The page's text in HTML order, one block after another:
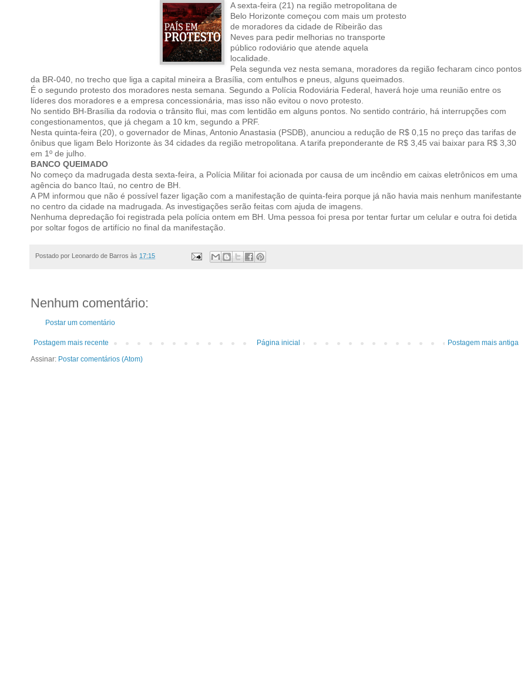
A sexta-feira (21) na região metropolitana de
Belo Horizonte começou com mais um protesto
de moradores da cidade de Ribeirão das
Neves para pedir melhorias no transporte
público rodoviário que atende aquela
localidade.
Pela segunda vez nesta semana, moradores da região fecharam cinco pontos
da BR-040, no trecho que liga a capital mineira a Brasília, com entulhos e pneus, alguns queimados.
É o segundo protesto dos moradores nesta semana. Segundo a Polícia Rodoviária Federal, haverá hoje uma reunião entre os
líderes dos moradores e a empresa concessionária, mas isso não evitou o novo protesto.
No sentido BH-Brasília da rodovia o trânsito flui, mas com lentidão em alguns pontos. No sentido contrário, há interrupções com
congestionamentos, que já chegam a 10 km, segundo a PRF.
Nesta quinta-feira (20), o governador de Minas, Antonio Anastasia (PSDB), anunciou a redução de R$ 0,15 no preço das tarifas de
ônibus que ligam Belo Horizonte às 34 cidades da região metropolitana. A tarifa preponderante de R$ 3,45 vai baixar para R$ 3,30
em 1º de julho.
BANCO QUEIMADO
No começo da madrugada desta sexta-feira, a Polícia Militar foi acionada por causa de um incêndio em caixas eletrônicos em uma
agência do banco Itaú, no centro de BH.
A PM informou que não é possível fazer ligação com a manifestação de quinta-feira porque já não havia mais nenhum manifestante
no centro da cidade na madrugada. As investigações serão feitas com ajuda de imagens.
Nenhuma depredação foi registrada pela polícia ontem em BH. Uma pessoa foi presa por tentar furtar um celular e outra foi detida
por soltar fogos de artifício no final da manifestação.
Postado por Leonardo de Barros às 17:15
Nenhum comentário:
Postar um comentário
Postagem mais recente Postagem mais antiga
Página inicial
Assinar: Postar comentários (Atom)